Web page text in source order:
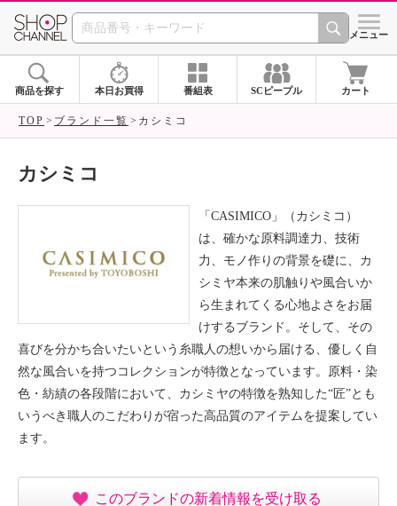
SHOP CHANNEL ショッ
メニュー
商品を探す 本日お買得 番組表 SCピープル カート
TOP ブランド一覧 カシミコ
カシミコ
「CASIMICO」（カシミコ）
は、確かな原料調達力、技術
力、モノ作りの背景を礎に、カ
シミヤ本来の肌触りや風合いか
ら生まれてくる心地よさをお届
けするブランド。そして、その
喜びを分かち合いたいという糸職人の想いから届ける、優しく自
然な風合いを持つコレクションが特徴となっています。原料・染
色・紡績の各段階において、カシミヤの特徴を熟知した“匠”とも
いうべき職人のこだわりが宿った高品質のアイテムを提案してい
ます。
このブランドの新着情報を受け取る